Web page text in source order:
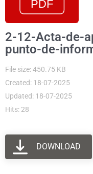
2-12-Acta-de-
punto-de-
File size: 450.75 KB
Created: 18-07-2025
Updated: 18-07-2025
Hits: 28
DOWNLOAD